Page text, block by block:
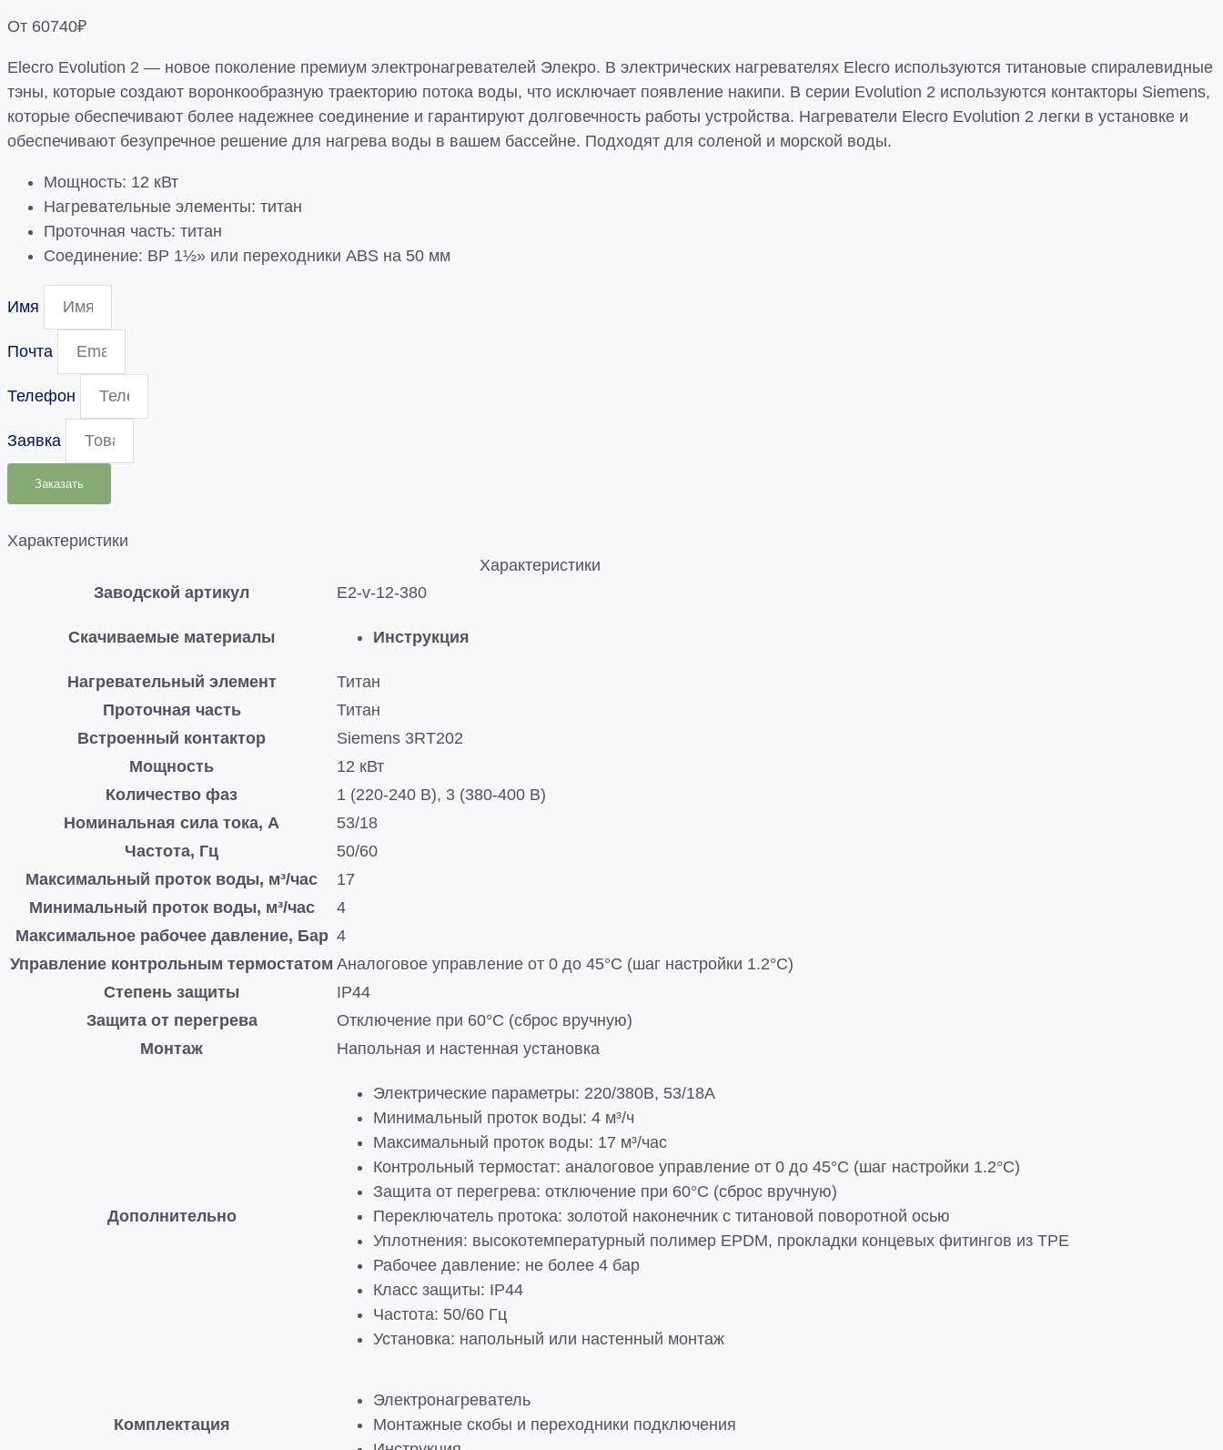
От 60740₽
Elecro Evolution 2 — новое поколение премиум электронагревателей Элекро. В электрических нагревателях Elecro используются титановые спиралевидные
тэны, которые создают воронкообразную траекторию потока воды, что исключает появление накипи. В серии Evolution 2 используются контакторы Siemens,
которые обеспечивают более надежнее соединение и гарантируют долговечность работы устройства. Нагреватели Elecro Evolution 2 легки в установке и
обеспечивают безупречное решение для нагрева воды в вашем бассейне. Подходят для соленой и морской воды.
Мощность: 12 кВт
Нагревательные элементы: титан
Проточная часть: титан
Соединение: ВР 1½» или переходники ABS на 50 мм
Имя
Почта
Телефон
Заявка
Заказать
Характеристики
Характеристики
Заводской артикул
E2-v-12-380
Скачиваемые материалы Инструкция
Нагревательный элемент
Титан
Проточная часть
Титан
Встроенный контактор
Siemens 3RT202
Мощность
12 кВт
Количество фаз
1 (220-240 В), 3 (380-400 В)
Номинальная сила тока, А
53/18
Частота, Гц
50/60
Максимальный проток воды, м³/час
17
Минимальный проток воды, м³/час
4
Максимальное рабочее давление, Бар 4
Управление контрольным термостатом Аналоговое управление от 0 до 45°C (шаг настройки 1.2°C)
Степень защиты
IP44
Защита от перегрева
Отключение при 60°С (сброс вручную)
Монтаж
Напольная и настенная установка
Дополнительно
Электрические параметры: 220/380В, 53/18А
Минимальный проток воды: 4 м³/ч
Максимальный проток воды: 17 м³/час
Контрольный термостат: аналоговое управление от 0 до 45°C (шаг настройки 1.2°C)
Защита от перегрева: отключение при 60°С (сброс вручную)
Переключатель протока: золотой наконечник с титановой поворотной осью
Уплотнения: высокотемпературный полимер EPDM, прокладки концевых фитингов из TPE
Рабочее давление: не более 4 бар
Класс защиты: IP44
Частота: 50/60 Гц
Установка: напольный или настенный монтаж
Комплектация
Электронагреватель
Монтажные скобы и переходники подключения